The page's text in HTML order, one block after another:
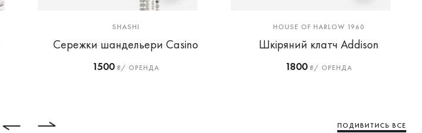
SHASHI
Сережки шандельери Casino
1500₴/ ОРЕНДА
HOUSE OF HARLOW 1960
Шкіряний клатч Addison
1800₴/ ОРЕНДА
ПОДИВИТИСЬ ВСЕ